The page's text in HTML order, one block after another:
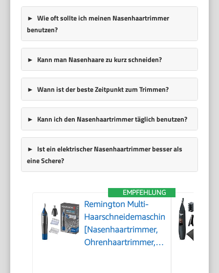
Wie oft sollte ich meinen Nasenhaartrimmer
benutzen?
Kann man Nasenhaare zu kurz schneiden?
Wann ist der beste Zeitpunkt zum Trimmen?
Kann ich den Nasenhaartrimmer täglich benutzen?
Ist ein elektrischer Nasenhaartrimmer besser als
eine Schere?
EMPFEHLUNG
Remington Multi-
Haarschneidemaschine
[Nasenhaartrimmer,
Ohrenhaartrimmer,